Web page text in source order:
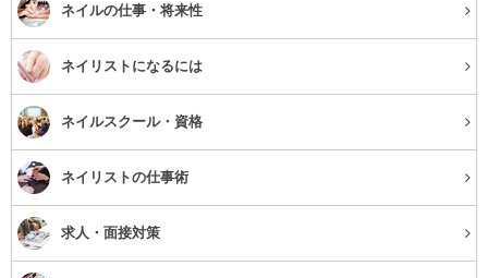
汚れを溜め込まないために
ネイルの仕事・将来性
ネイリストになるには
ネイルスクール・資格
ネイリストの仕事術
求人・面接対策